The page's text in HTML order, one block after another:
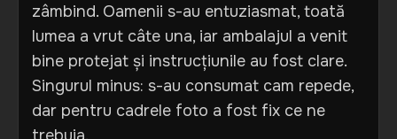
zâmbind. Oamenii s-au entuziasmat, toată
lumea a vrut câte una, iar ambalajul a venit
bine protejat și instrucțiunile au fost clare.
Singurul minus: s-au consumat cam repede,
dar pentru cadrele foto a fost fix ce ne